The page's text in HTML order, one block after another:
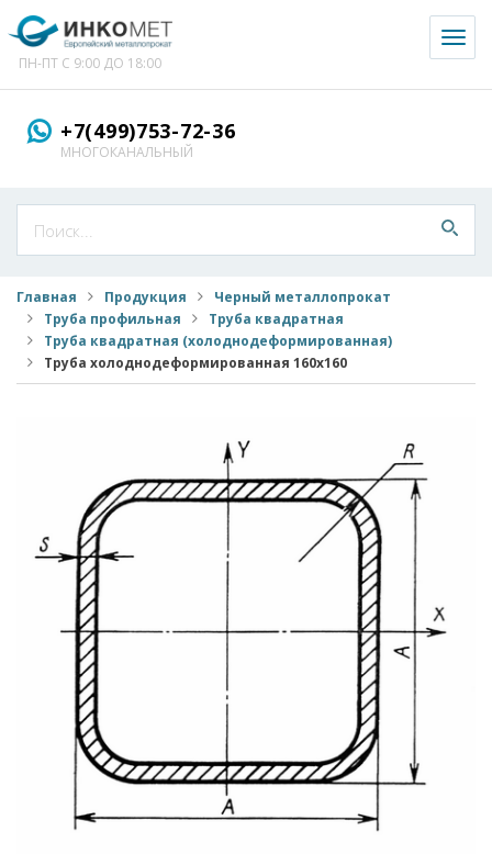
ПН-ПТ С 9:00 ДО 18:00
+7(499)753-72-36
МНОГОКАНАЛЬНЫЙ
Главная Продукция
Черный металлопрокат
Труба профильная
Труба квадратная
Труба квадратная (холоднодеформированная)
Труба холоднодеформированная 160x160